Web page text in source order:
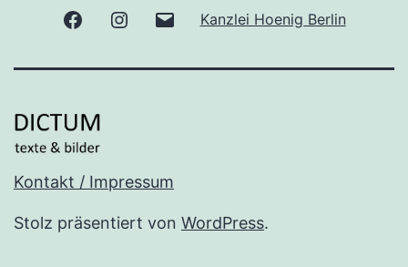
FacebookInstagram Kanzlei Hoenig Berlin
Kontakt / Impressum
Stolz präsentiert von WordPress.